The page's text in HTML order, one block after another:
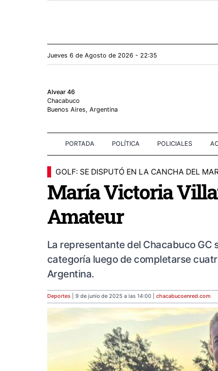
Jueves 6 de Agosto de 2026 - 22:35
Alvear 46
Chacabuco
Buenos Aires, Argentina
PORTADA POLÍTICA POLICIALES
GOLF: SE DISPUTÓ EN LA CANCHA DEL
María Victoria
Amateur
La representante del Chacabuco
categoría luego de completarse
Argentina.
Deportes | 9 de junio de 2025 a las 14:00 | chacabucoenred.com